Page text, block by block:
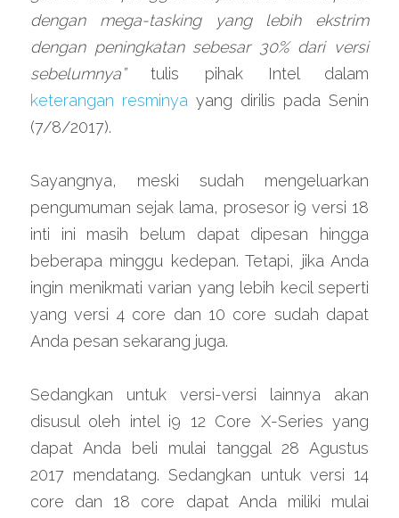
dengan mega-tasking yang lebih ekstrim
dengan peningkatan sebesar 30% dari versi
sebelumnya”
keterangan resminya yang dirilis pada Senin
(7/8/2017).
Sayangnya, meski sudah mengeluarkan
pengumuman sejak lama, prosesor i9 versi 18
inti ini masih belum dapat dipesan hingga
beberapa minggu kedepan. Tetapi, jika Anda
ingin menikmati varian yang lebih kecil seperti
yang versi 4 core dan 10 core sudah dapat
Anda pesan sekarang juga.
Sedangkan untuk versi-versi lainnya akan
disusul oleh intel i9 12 Core X-Series yang
dapat Anda beli mulai tanggal 28 Agustus
2017 mendatang. Sedangkan untuk versi 14
core dan 18 core dapat Anda miliki mulai